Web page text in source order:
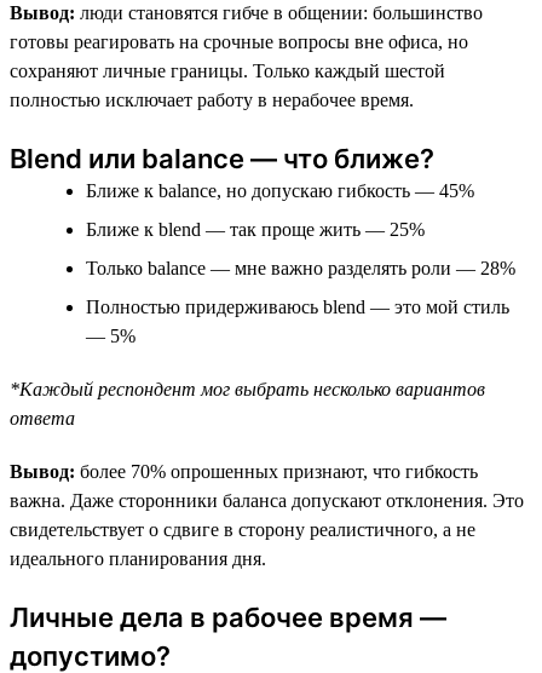
Вывод: люди становятся гибче в общении: большинство
готовы реагировать на срочные вопросы вне офиса, но
сохраняют личные границы. Только каждый шестой
полностью исключает работу в нерабочее время.
Blend или balance — что ближе?
Ближе к balance, но допускаю гибкость — 45%
Ближе к blend — так проще жить — 25%
Только balance — мне важно разделять роли — 28%
Полностью придерживаюсь blend — это мой стиль
— 5%
*Каждый респондент мог выбрать несколько вариантов
ответа
Вывод: более 70% опрошенных признают, что гибкость
важна. Даже сторонники баланса допускают отклонения. Это
свидетельствует о сдвиге в сторону реалистичного, а не
идеального планирования дня.
Личные дела в рабочее время —
допустимо?